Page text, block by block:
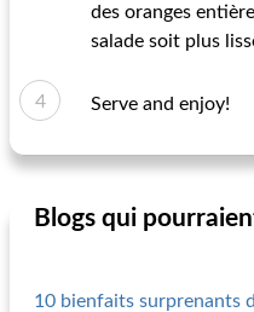
des oranges
salade soit plus
Serve and enjoy!
Blogs qui
10 bienfaits surprenants